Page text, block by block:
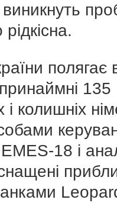
полягає
135
колишніх
18 і